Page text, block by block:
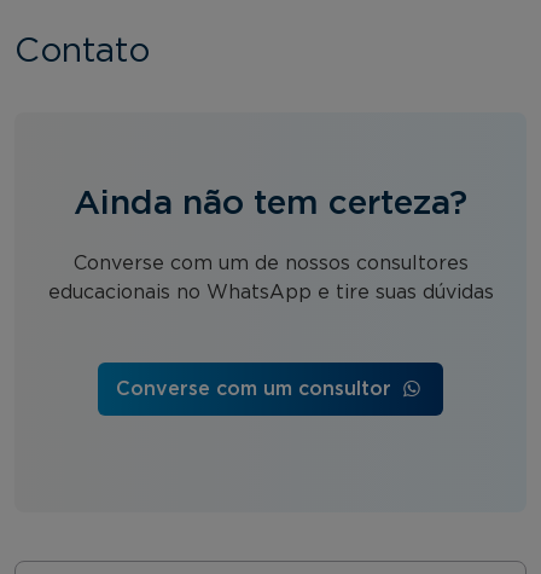
Contato
Ainda não tem certeza?
Converse com um de nossos consultores
educacionais no WhatsApp e tire suas dúvidas
Converse com um consultor